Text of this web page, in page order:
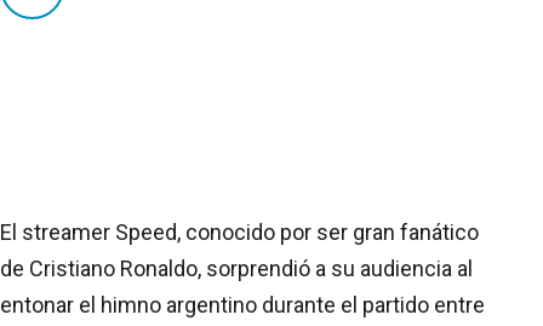
El streamer Speed, conocido por ser gran fanático
de Cristiano Ronaldo, sorprendió a su audiencia al
entonar el himno argentino durante el partido entre